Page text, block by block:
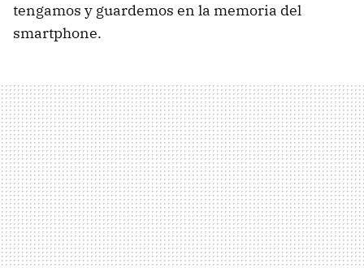
tengamos y guardemos en la memoria del
smartphone.